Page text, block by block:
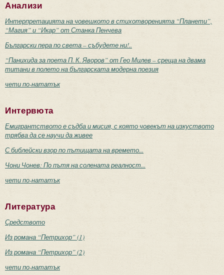
Анализи
Интерпретацията на човешкото в стихотворенията “Планети”,
“Магия” и “Икар” от Станка Пенчева
Български пера по света – събудете ни!..
“Панихида за поета П. К. Яворов” от Гео Милев – среща на двама
титани в полето на българската модерна поезия
чети по-нататък
Интервюта
Емигрантството е съдба и мисия, с която човекът на изкуството
трябва да се научи да живее
С библейски взор по пътищата на времето...
Чони Чонев: По пътя на солената реалност...
чети по-нататък
Литература
Средството
Из романа “Петрихор” (1)
Из романа “Петрихор” (2)
чети по-нататък